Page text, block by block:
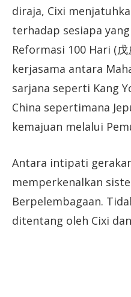
diraja, Cixi
terhadap sesiapa
Reformasi 100 Hari (
kerjasama antara
sarjana seperti Kang
China sepertimana
kemajuan melalui
Antara intipati
memperkenalkan
Berpelembagaan.
ditentang oleh Cixi